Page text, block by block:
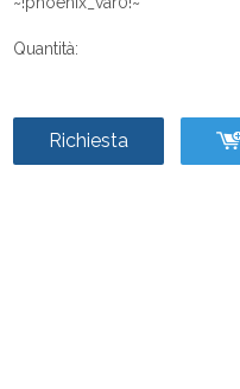
Quantità:
Richiesta